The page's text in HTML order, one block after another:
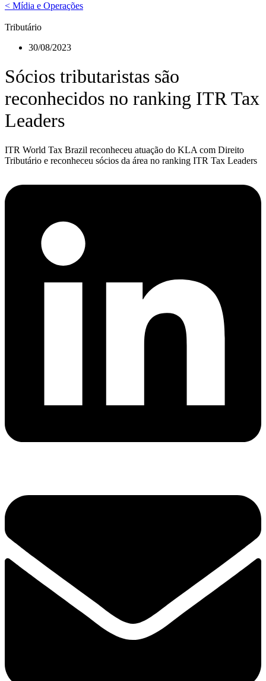
< Mídia e Operações
Tributário
30/08/2023
Sócios tributaristas são
reconhecidos no ranking ITR Tax
Leaders
ITR World Tax Brazil reconheceu atuação do KLA com Direito
Tributário e reconheceu sócios da área no ranking ITR Tax Leaders